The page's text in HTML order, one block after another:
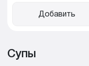
Добавить
Супы